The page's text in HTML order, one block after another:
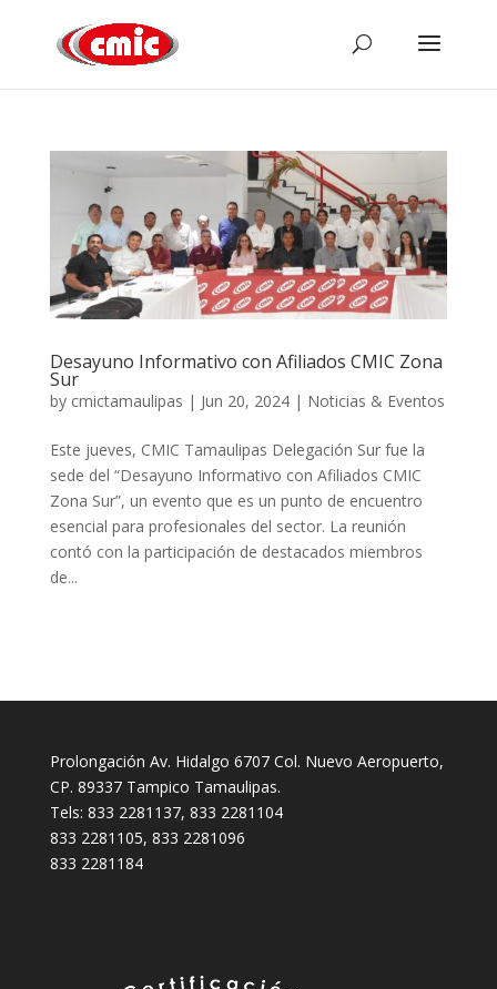
Desayuno Informativo con Afiliados CMIC Zona
Sur
by cmictamaulipas | Jun 20, 2024| Noticias & Eventos
Este jueves, CMIC Tamaulipas Delegación Sur fue la
sede del “Desayuno Informativo con Afiliados CMIC
Zona Sur”, un evento que es un punto de encuentro
esencial para profesionales del sector. La reunión
contó con la participación de destacados miembros
de...
Prolongación Av. Hidalgo 6707 Col. Nuevo Aeropuerto,
CP. 89337 Tampico Tamaulipas.
Tels: 833 2281137, 833 2281104
833 2281105, 833 2281096
833 2281184